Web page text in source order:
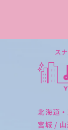
北海道
宮城 / 山